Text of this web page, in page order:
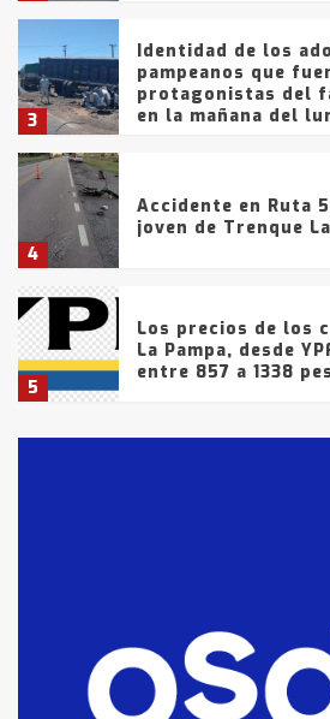
3
Identidad de los
pampeanos que
protagonistas del
en la mañana del
4
Accidente en Ruta
joven de Trenque
5
Los precios de los
La Pampa, desde
entre 857 a 1338
fueron detenidos
comercialización de
tarde del sábado